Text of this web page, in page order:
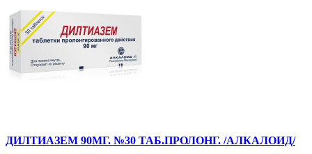
ДИЛТИАЗЕМ 90МГ. №30 ТАБ.ПРОЛОНГ. /АЛКАЛОИД/